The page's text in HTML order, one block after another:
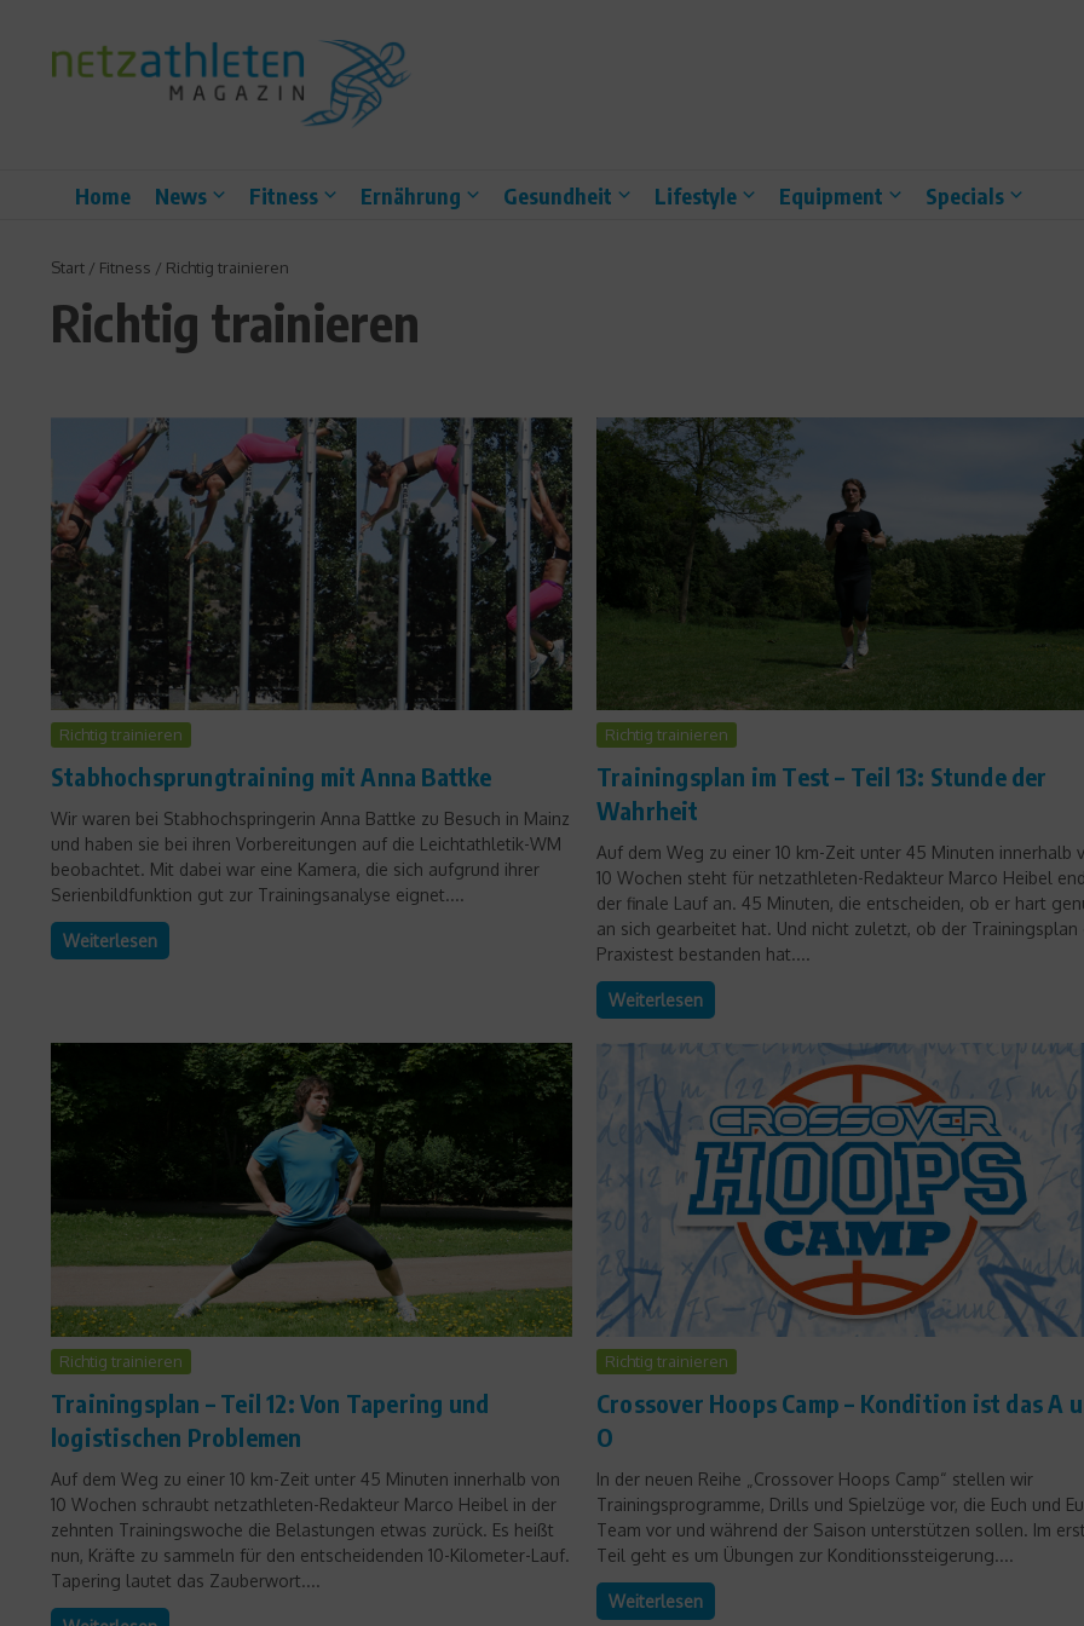
Home News Fitness Ernährung Gesundheit Lifestyle Equipment Specials
Start / Fitness / Richtig trainieren
Richtig trainieren
Richtig trainieren
Stabhochsprungtraining mit Anna Battke
Wir waren bei Stabhochspringerin Anna Battke zu Besuch in Mainz
und haben sie bei ihren Vorbereitungen auf die Leichtathletik-WM
beobachtet. Mit dabei war eine Kamera, die sich aufgrund ihrer
Serienbildfunktion gut zur Trainingsanalyse eignet....
Weiterlesen
Richtig trainieren
Trainingsplan im Test – Teil 13: Stunde der
Wahrheit
Auf dem Weg zu einer 10 km-Zeit unter 45 Minuten innerhalb
10 Wochen steht für netzathleten-Redakteur Marco Heibel
der finale Lauf an. 45 Minuten, die entscheiden, ob er hart
an sich gearbeitet hat. Und nicht zuletzt, ob der Trainingsplan
Praxistest bestanden hat....
Weiterlesen
Richtig trainieren
Trainingsplan – Teil 12: Von Tapering und
logistischen Problemen
Auf dem Weg zu einer 10 km-Zeit unter 45 Minuten innerhalb von
10 Wochen schraubt netzathleten-Redakteur Marco Heibel in der
zehnten Trainingswoche die Belastungen etwas zurück. Es heißt
nun, Kräfte zu sammeln für den entscheidenden 10-Kilometer-Lauf.
Tapering lautet das Zauberwort....
Richtig trainieren
Crossover Hoops Camp – Kondition ist das A
O
In der neuen Reihe „Crossover Hoops Camp“ stellen wir
Trainingsprogramme, Drills und Spielzüge vor, die Euch und
Team vor und während der Saison unterstützen sollen. Im
Teil geht es um Übungen zur Konditionssteigerung....
Weiterlesen
beiden Knien